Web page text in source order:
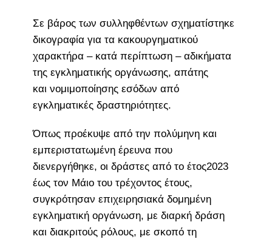
Σε βάρος των συλληφθέντων σχηματίστηκε
δικογραφία για τα κακουργηματικού
χαρακτήρα – κατά περίπτωση – αδικήματα
της εγκληματικής οργάνωσης, απάτης
και νομιμοποίησης εσόδων από
εγκληματικές δραστηριότητες.
Όπως προέκυψε από την πολύμηνη και
εμπεριστατωμένη έρευνα που
διενεργήθηκε, οι δράστες από το έτος2023
έως τον Μάιο του τρέχοντος έτους,
συγκρότησαν επιχειρησιακά δομημένη
εγκληματική οργάνωση, με διαρκή δράση
και διακριτούς ρόλους, με σκοπό τη